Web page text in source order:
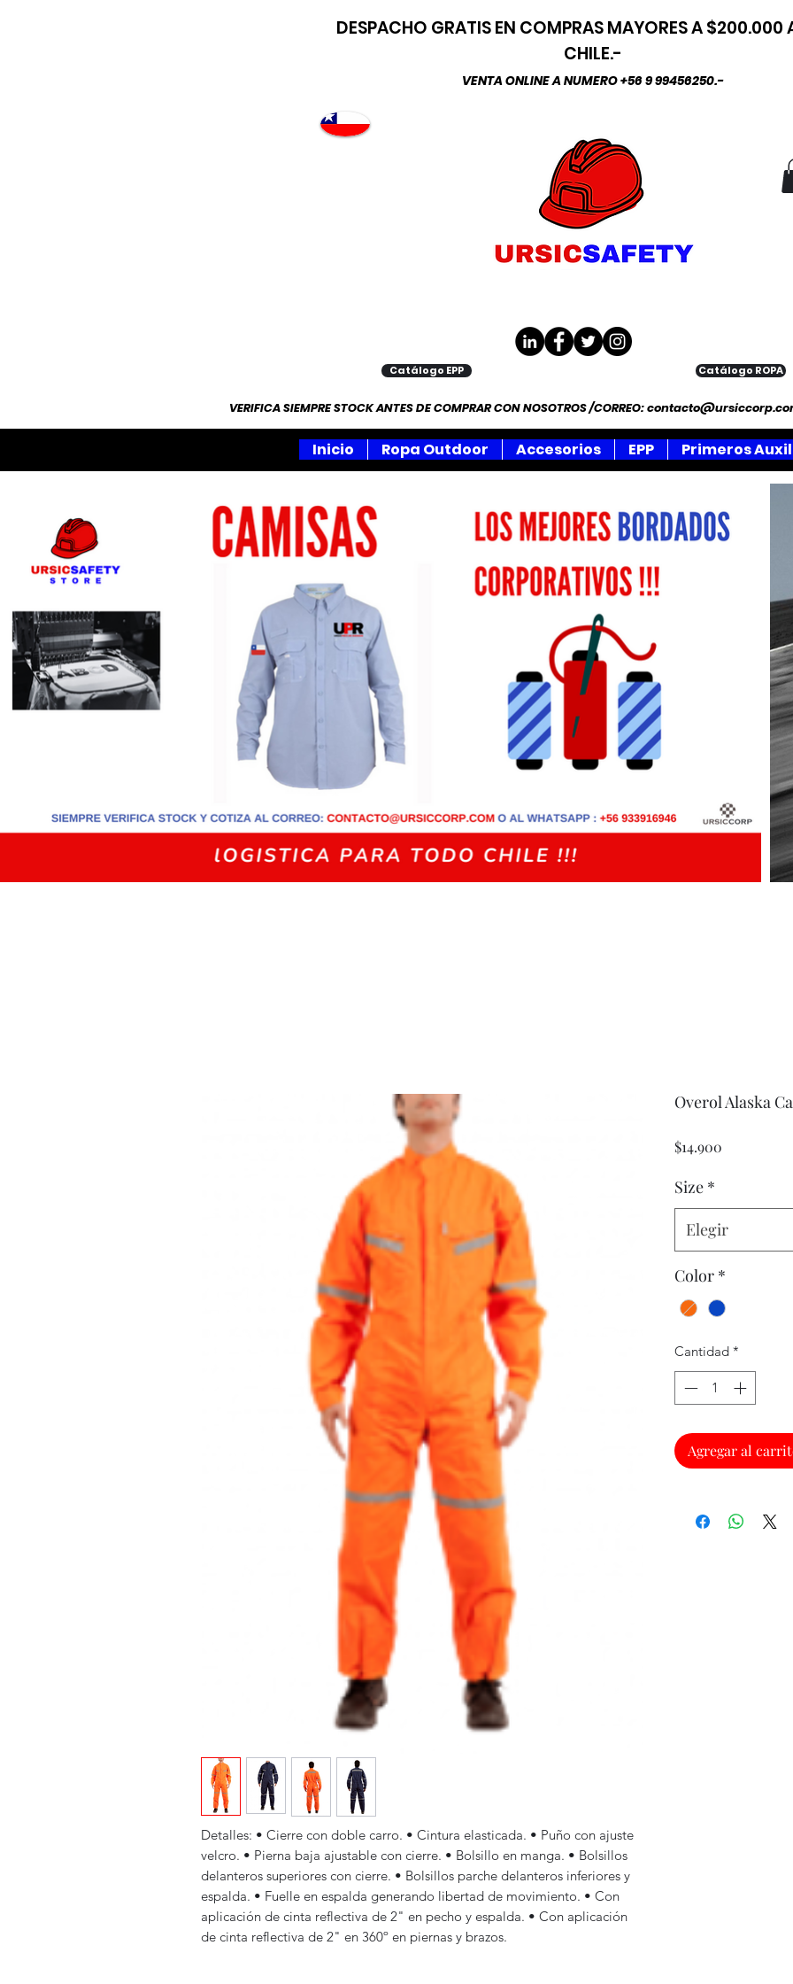
DESPACHO GRATIS EN COMPRAS MAYORES A $200.000
CHILE.-
VENTA ONLINE A NUMERO +56 9 99456250.-
Catálogo EPP Catálogo ROPA
VERIFICA SIEMPRE STOCK ANTES DE COMPRAR CON NOSOTROS /CORREO:
Inicio Ropa Outdoor Accesorios EPP Primeros
Detalles: • Cierre con doble carro. • Cintura elasticada. • Puño con ajuste
velcro. • Pierna baja ajustable con cierre. • Bolsillo en manga. • Bolsillos
delanteros superiores con cierre. • Bolsillos parche delanteros inferiores y
espalda. • Fuelle en espalda generando libertad de movimiento. • Con
aplicación de cinta reflectiva de 2" en pecho y espalda. • Con aplicación
de cinta reflectiva de 2" en 360º en piernas y brazos.
Overol Alaska
$14.900
Size *
Elegir
Color *
Cantidad *
Agregar al